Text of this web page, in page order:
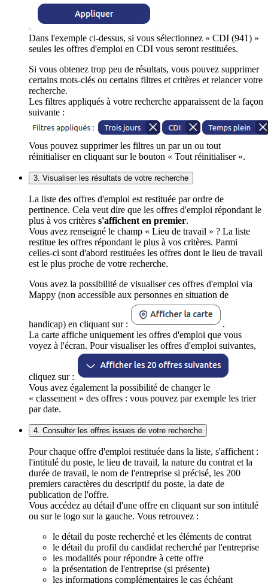
Dans l'exemple ci-dessus, si vous sélectionnez « CDI (941) »
seules les offres d'emploi en CDI vous seront restituées.
Si vous obtenez trop peu de résultats, vous pouvez supprimer
certains mots-clés ou certains filtres et critères et relancer votre
recherche.
Les filtres appliqués à votre recherche apparaissent de la façon
suivante :
Vous pouvez supprimer les filtres un par un ou tout
réinitialiser en cliquant sur le bouton « Tout réinitialiser ».
3. Visualiser les résultats de votre recherche
La liste des offres d'emploi est restituée par ordre de
pertinence. Cela veut dire que les offres d'emploi répondant le
plus à vos critères s'affichent en premier.
Vous avez renseigné le champ « Lieu de travail » ? La liste
restitue les offres répondant le plus à vos critères. Parmi
celles-ci sont d'abord restituées les offres dont le lieu de travail
est le plus proche de votre recherche.
Vous avez la possibilité de visualiser ces offres d'emploi via
Mappy (non accessible aux personnes en situation de
handicap) en cliquant sur :
.
La carte affiche uniquement les offres d'emploi que vous
voyez à l'écran. Pour visualiser les offres d'emploi suivantes,
cliquez sur :
Vous avez également la possibilité de changer le
« classement » des offres : vous pouvez par exemple les trier
par date.
4. Consulter les offres issues de votre recherche
Pour chaque offre d'emploi restituée dans la liste, s'affichent :
l'intitulé du poste, le lieu de travail, la nature du contrat et la
durée de travail, le nom de l'entreprise si précisé, les 200
premiers caractères du descriptif du poste, la date de
publication de l'offre.
Vous accédez au détail d'une offre en cliquant sur son intitulé
ou sur le logo sur la gauche. Vous retrouvez :
le détail du poste recherché et les éléments de contrat
le détail du profil du candidat recherché par l'entreprise
les modalités pour répondre à cette offre
la présentation de l'entreprise (si présente)
les informations complémentaires le cas échéant